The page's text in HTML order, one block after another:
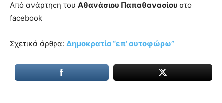
Από ανάρτηση του Αθανάσιου Παπαθανασίου στο
facebook
Σχετικά άρθρα: Δημοκρατία “επ’ αυτοφώρω”